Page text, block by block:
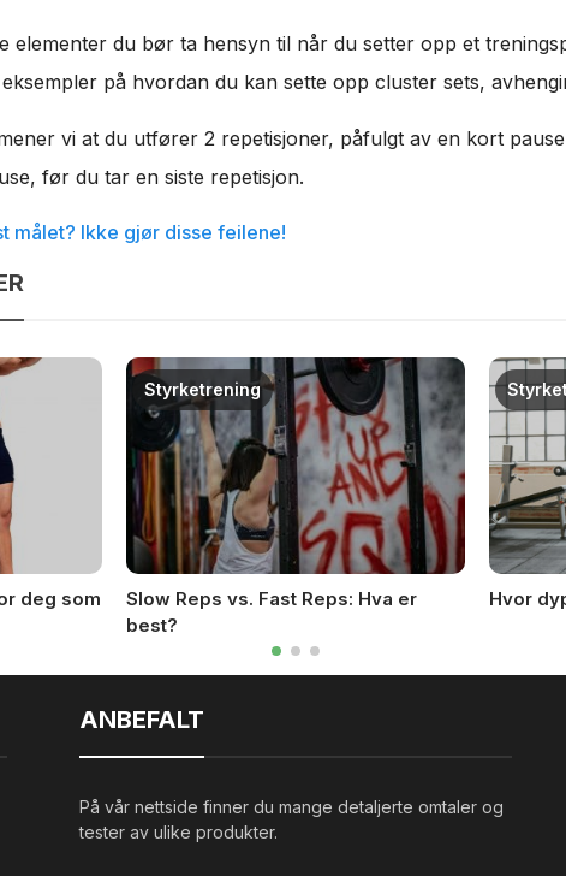
elementer du bør ta hensyn til når du setter opp et
på hvordan du kan sette opp cluster sets,
vi at du utfører 2 repetisjoner, påfulgt av en kort
før du tar en siste repetisjon.
målet? Ikke gjør disse feilene!
deg som
Slow Reps vs. Fast Reps: Hva er
best?
Styrketrening
Hvor
ANBEFALT
På vår nettside finner du mange detaljerte omtaler og
tester av ulike produkter.